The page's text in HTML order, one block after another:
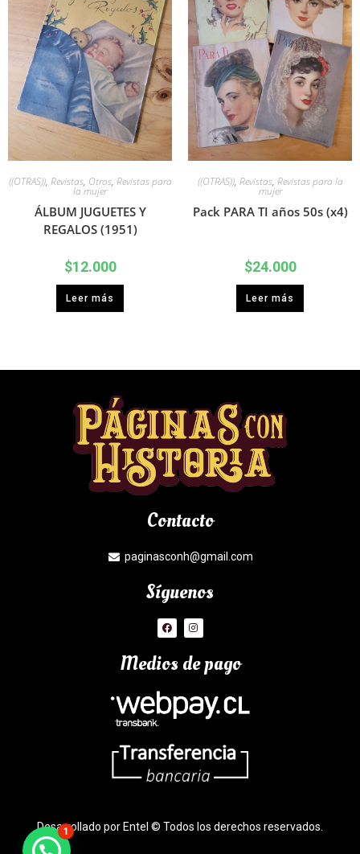
((OTRAS)), Revistas, Otros, Revistas para
la mujer
ÁLBUM JUGUETES Y
REGALOS (1951)
$12.000
Leer más
((OTRAS)), Revistas, Revistas para la
mujer
Pack PARA TI años 50s (x4)
$24.000
Leer más
Contacto
paginasconh@gmail.com
Síguenos
Medios de pago
Desarrollado por Entel © Todos los derechos reservados.
1